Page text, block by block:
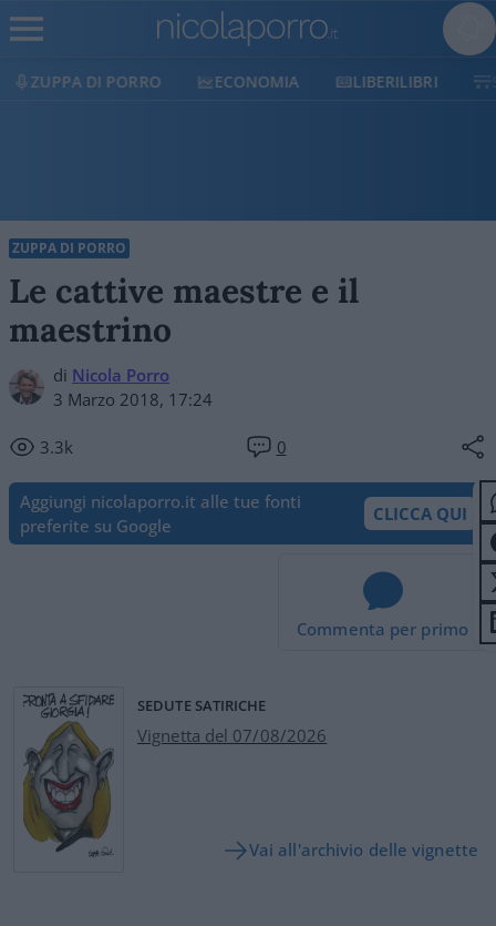
DI PORRO ECONOMIA LIBERILIBRI SHOP
ZUPPA DI PORRO
Le cattive maestre e il
maestrino
di Nicola Porro
3 Marzo 2018, 17:24
3.3k 0
Aggiungi nicolaporro.it alle tue fonti
preferite su Google
CLICCA QUI
Commenta per primo
SEDUTE SATIRICHE
Vignetta del 07/08/2026
Vai all'archivio delle vignette